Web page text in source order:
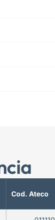
Cod. Ateco